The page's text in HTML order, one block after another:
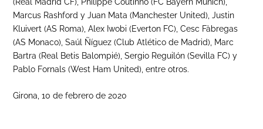
Marcus Rashford y Juan Mata (Manchester United), Justin
Kluivert (AS Roma), Alex Iwobi (Everton FC), Cesc Fàbregas
(AS Monaco), Saúl Ñíguez (Club Atlético de Madrid), Marc
Bartra (Real Betis Balompié), Sergio Reguilón (Sevilla FC) y
Pablo Fornals (West Ham United), entre otros.
Girona, 10 de febrero de 2020